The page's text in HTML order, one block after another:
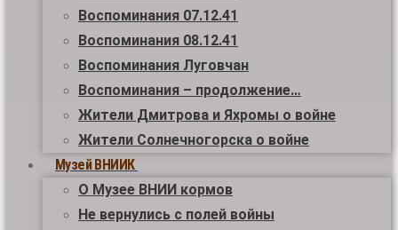
Воспоминания 07.12.41
Воспоминания 08.12.41
Воспоминания Луговчан
Воспоминания – продолжение…
Жители Дмитрова и Яхромы о войне
Жители Солнечногорска о войне
Музей ВНИИК
О Музее ВНИИ кормов
Не вернулись с полей войны